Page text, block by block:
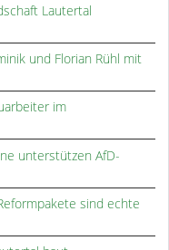
Lautertal
und Florian Rühl mit
im
unterstützen AfD-
sind echte